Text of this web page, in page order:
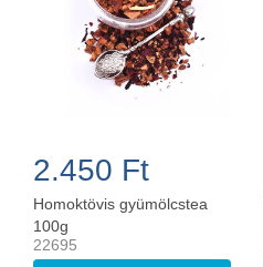
2.450 Ft
Homoktövis gyümölcstea
100g
22695